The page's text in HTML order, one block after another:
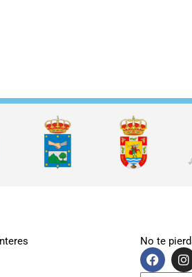
No te
F
a
I
n